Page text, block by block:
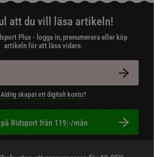
att du vill läsa artikeln!
Plus - logga in, prenumerera eller köp
artikeln för att läsa vidare.
Aldrig skapat ett digitalt konto?
Ridsport från 119:-/mån